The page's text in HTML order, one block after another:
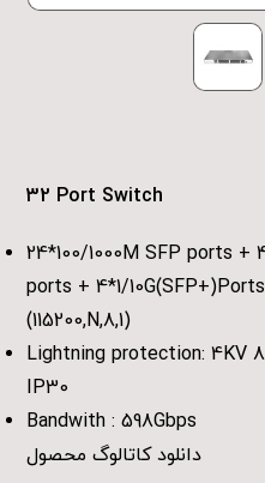
32 Port Switch
24*100/1000M SFP ports +
ports + 4*1/
(115200,N,8,1)
Lightning protection: 4KV
IP30
Bandwith : 598Gbps
دانلود کاتالوگ محصول